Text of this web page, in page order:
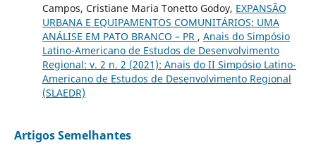
Campos, Cristiane Maria Tonetto Godoy, EXPANSÃO
URBANA E EQUIPAMENTOS COMUNITÁRIOS: UMA
ANÁLISE EM PATO BRANCO – PR , Anais do Simpósio
Latino-Americano de Estudos de Desenvolvimento
Regional: v. 2 n. 2 (2021): Anais do II Simpósio Latino-
Americano de Estudos de Desenvolvimento Regional
(SLAEDR)
Artigos Semelhantes